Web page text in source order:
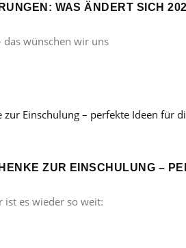
WAS ÄNDERT SICH
das wünschen wir uns
ZUR EINSCHULUNG –
ist es wieder so weit: